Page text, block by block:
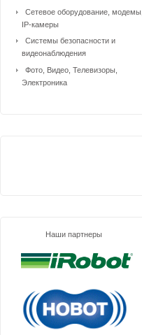
Сетевое оборудование, модемы,
IP-камеры
Системы безопасности и
видеонаблюдения
Фото, Видео, Телевизоры,
Электроника
Наши партнеры